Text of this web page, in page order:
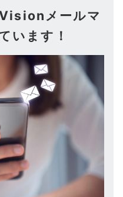
メールマ
います！